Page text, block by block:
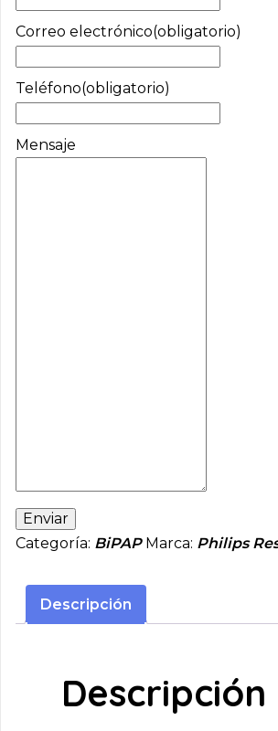
Correo electrónico(obligatorio)
Teléfono(obligatorio)
Mensaje
Enviar
Categoría: BiPAP Marca: Philips
Descripción
Descripción